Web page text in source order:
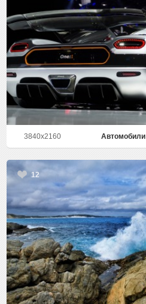
3840x2160 Автомобили
12